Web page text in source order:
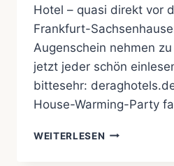
Hotel – quasi direkt vor
Frankfurt-
Augenschein nehmen
jetzt jeder schön
bittesehr:
House-Warming-Party
WEITERLESEN EIN